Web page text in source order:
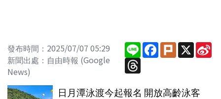
發布時間：2025/07/07 05:29
新聞出處：自由時報 (Google
News)
Line Facebook
PlurkX
Threads
日月潭泳渡今起報名 開放高齡泳客